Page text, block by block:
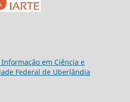
em Ciência e
Federal de Uberlândia